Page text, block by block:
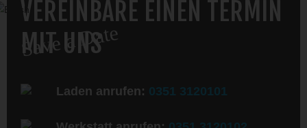
Save a Date
VEREINBARE EINEN TERMIN
MIT UNS
Laden anrufen: 0351 3120101